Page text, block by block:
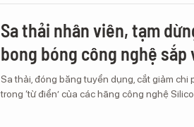
Sa thải nhân viên, tạm
bong bóng công nghệ sắp
Sa thải, đóng băng tuyển dụng, cắt giảm
trong ‘từ điển’ của các hãng công nghệ